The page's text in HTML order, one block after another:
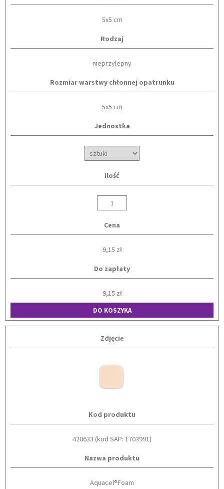
5x5 cm
Rodzaj
nieprzylepny
Rozmiar warstwy chłonnej opatrunku
5x5 cm
Jednostka
Ilość
Cena
9,15 zł
Do zapłaty
9,15 zł
DO KOSZYKA
Zdjęcie
Kod produktu
420633 (kod SAP: 1703991)
Nazwa produktu
Aquacel®Foam